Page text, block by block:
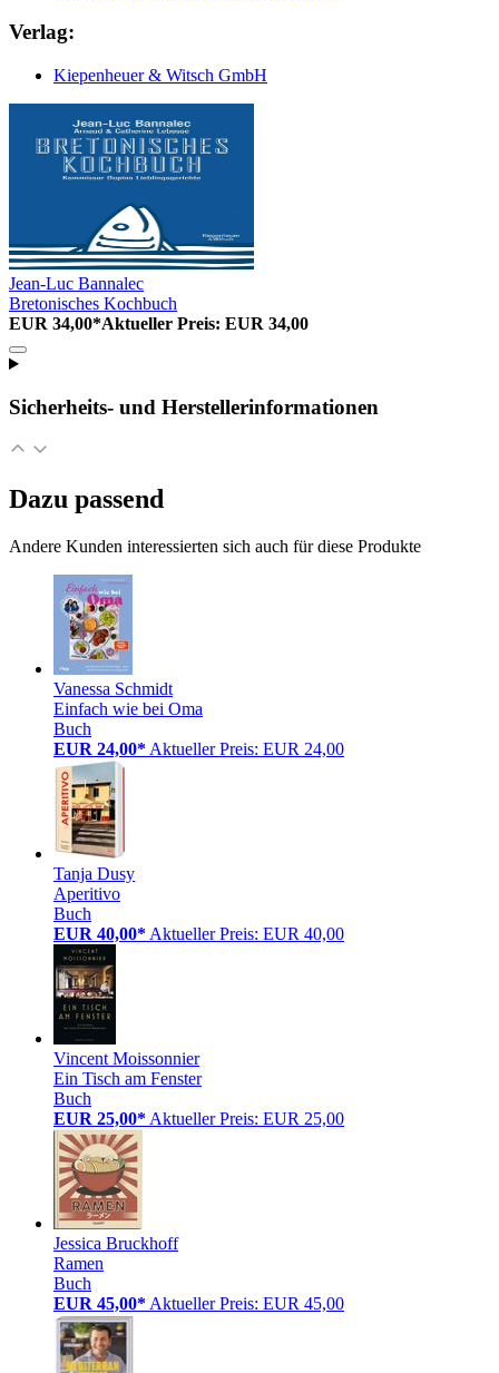
Verlag:
Kiepenheuer & Witsch GmbH
Jean-Luc Bannalec
Bretonisches Kochbuch
EUR 34,00*Aktueller Preis: EUR 34,00
Sicherheits- und Herstellerinformationen
Dazu passend
Andere Kunden interessierten sich auch für diese Produkte
Vanessa Schmidt
Einfach wie bei Oma
Buch
EUR 24,00* Aktueller Preis: EUR 24,00
Tanja Dusy
Aperitivo
Buch
EUR 40,00* Aktueller Preis: EUR 40,00
Vincent Moissonnier
Ein Tisch am Fenster
Buch
EUR 25,00* Aktueller Preis: EUR 25,00
Jessica Bruckhoff
Ramen
Buch
EUR 45,00* Aktueller Preis: EUR 45,00